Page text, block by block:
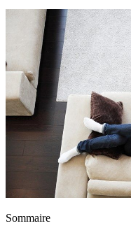
Sommaire